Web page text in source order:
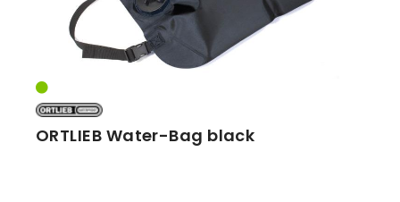
ORTLIEB Water-Bag black